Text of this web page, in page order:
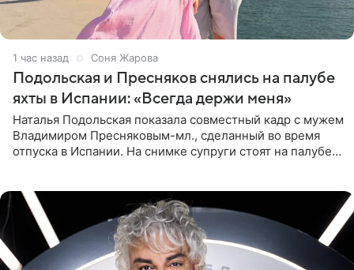
1 час назад Соня Жарова
Подольская и Пресняков снялись на палубе
яхты в Испании: «Всегда держи меня»
Наталья Подольская показала совместный кадр с мужем
Владимиром Пресняковым-мл., сделанный во время
отпуска в Испании. На снимке супруги стоят на палубе